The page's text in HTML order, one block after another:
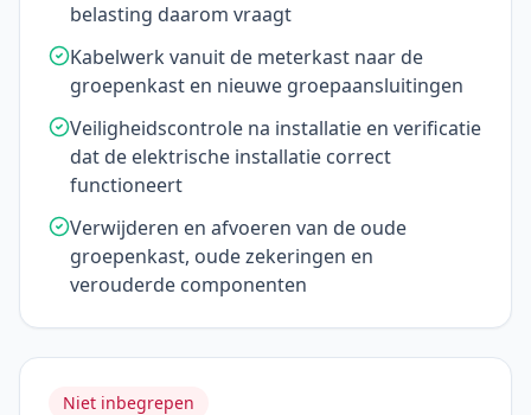
belasting daarom vraagt
Kabelwerk vanuit de meterkast naar de
groepenkast en nieuwe groepaansluitingen
Veiligheidscontrole na installatie en verificatie
dat de elektrische installatie correct
functioneert
Verwijderen en afvoeren van de oude
groepenkast, oude zekeringen en
verouderde componenten
Niet inbegrepen